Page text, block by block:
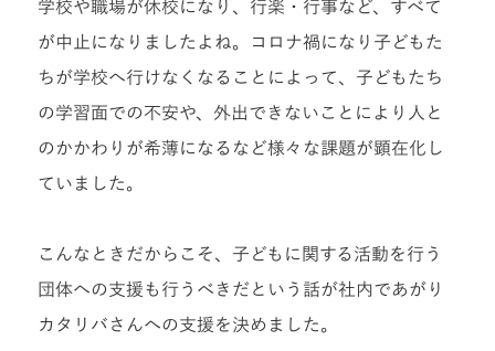
学校や職場が休校になり、行楽・行事など、すべて
が中止になりましたよね。コロナ禍になり子どもた
ちが学校へ行けなくなることによって、子どもたち
の学習面での不安や、外出できないことにより人と
のかかわりが希薄になるなど様々な課題が顕在化し
ていました。
こんなとき だからこそ、子どもに関する活動を行う
団体への支援も行うべきだという話が社内であがり
カタリバさんへの支援を決めました。